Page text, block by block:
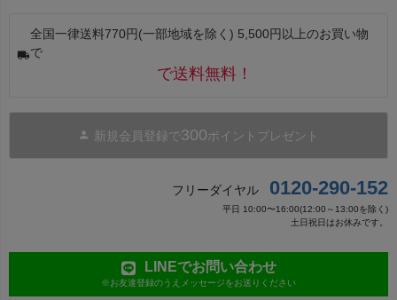
全国一律送料770円(一部地域を除く) 5,500円以上のお買い物
で
で送料無料！
新規会員登録で300ポイントプレゼント
フリーダイヤル 0120-290-152
平日 10:00〜16:00(12:00～13:00を除く)
土日祝日はお休みです。
LINEでお問い合わせ
※お友達登録のうえメッセージをお送りください